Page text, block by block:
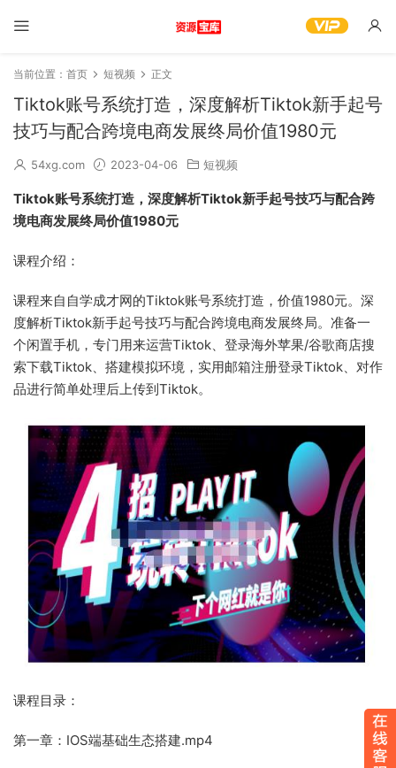
当前位置： 首页 短视频 正文
Tiktok账号系统打造，深度解析Tiktok新手起号
技巧与配合跨境电商发展终局价值1980元
54xg.com 2023-04-06 短视频
Tiktok账号系统打造，深度解析Tiktok新手起号技巧与配合跨
境电商发展终局价值1980元
课程介绍：
课程来自自学成才网的Tiktok账号系统打造，价值1980元。深
度解析Tiktok新手起号技巧与配合跨境电商发展终局。准备一
个闲置手机，专门用来运营Tiktok、登录海外苹果/谷歌商店搜
索下载Tiktok、搭建模拟环境，实用邮箱注册登录Tiktok、对作
品进行简单处理后上传到Tiktok。
课程目录：
第一章：IOS端基础生态搭建.mp4